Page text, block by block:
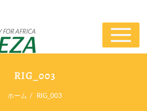
ナ
ビ
ゲ
RIG_003
ホーム RIG_003